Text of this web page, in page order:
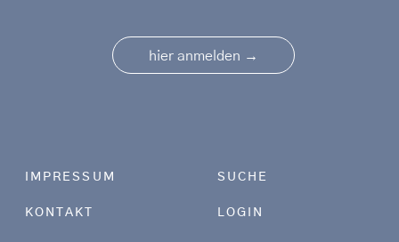
hier anmelden →
Footer menu
IMPRESSUM
KONTAKT
SUCHE
LOGIN